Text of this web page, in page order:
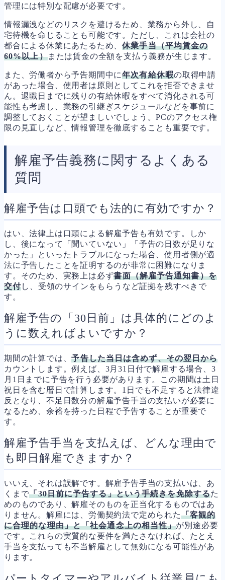
管理には特別な配慮が必要です。
情報漏洩などのリスクを避けるため、業務から外し、自
宅待機を命じることも可能です。ただし、これは会社の
都合による休業にあたるため、休業手当（平均賃金の
60%以上）または賃金の全額を支払う義務が生じます。
また、労働者から予告期間中に年次有給休暇の取得申請
があった場合、使用者は原則としてこれを拒否できませ
ん。退職日までに残りの有給休暇をすべて消化される可
能性も考慮し、業務の引継ぎスケジュールなどを事前に
調整しておくことが望ましいでしょう。PCのアクセス権
限の見直しなど、情報管理を徹底することも重要です。
解雇予告義務に関するよくある
質問
解雇予告は口頭でも法的に有効ですか？
はい、法律上は口頭による解雇予告も有効です。しか
し、後になって「聞いていない」「予告の日数が足りな
かった」といったトラブルになった場合、使用者側が適
法に予告したことを証明するのが非常に困難になりま
す。そのため、実務上は必ず書面（解雇予告通知書）を
交付し、受領のサインをもらうなど証拠を残すべきで
す。
解雇予告の「30日前」は具体的にどのよ
うに数えればよいですか？
期間の計算では、予告した当日は含めず、その翌日から
カウントします。例えば、3月31日付で解雇する場合、3
月1日までに予告を行う必要があります。この期間は土日
祝日を含む暦日で計算します。1日でも不足すると法律違
反となり、不足日数分の解雇予告手当の支払いが必要に
なるため、余裕を持った日程で予告することが重要で
す。
解雇予告手当を支払えば、どんな理由で
も即日解雇できますか？
いいえ、それは誤解です。解雇予告手当の支払いは、あ
くまで「30日前に予告する」という手続きを免除するた
めのものであり、解雇そのものを正当化するものではあ
りません。解雇には、労働契約法で定められた「客観的
に合理的な理由」と「社会通念上の相当性」が別途必要
です。これらの実質的な要件を満たさなければ、たとえ
手当を支払っても不当解雇として無効になる可能性があ
ります。